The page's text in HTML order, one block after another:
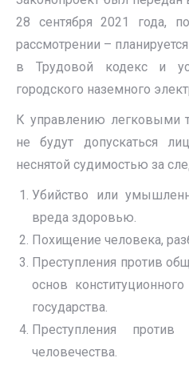
28 сентября 2021 года,
рассмотрении –
в Трудовой кодекс и
городского наземного
К управлению легковыми
не будут допускаться
неснятой судимостью за
Убийство или
вреда здоровью.
Похищение человека,
Преступления против
основ
государства.
Преступления
человечества.